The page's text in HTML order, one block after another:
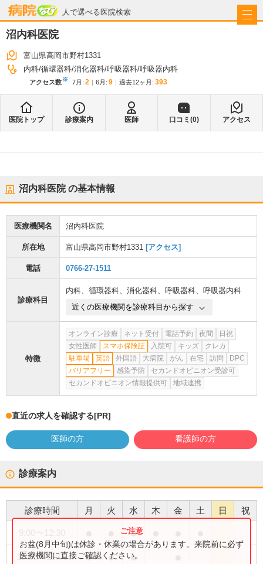
人で選べる医院検索
病院なび
沼内科医院
富山県高岡市野村1331
内科 循環器科 消化器科 呼吸器科 呼吸器内科
アクセス数※ 7月 : 2 6月 : 9 過去12ヶ月: 393
医院トップ 診療案内 医師 口コミ(0) アクセス
沼内科医院の基本情報
医療機関名 沼内科医院
所在地 富山県高岡市野村1331 [アクセス]
電話 0766-27-1511
診療科目
内科、 循環器科、 消化器科、 呼吸器科、 呼吸器内科
近くの医療機関を診療科目から探す
特徴
オンライン診療 ネット受付 電話予約 夜間
日祝
女性医師
スマホ保険証 入院可 キッズ
クレカ
駐車場
英語 外国語 大病院 がん 在宅 訪問
DPC
バリアフリー
感染予防
セカンドオピニオン受診可
セカンドオピニオン情報提供可
地域連携
直近の求人を確認する[PR]
医師の方 看護師の方
診療案内
診療時間 月 火 水 木 金 土 日 祝
●
15:00〜18:00 ● ● ●
お盆(8月中旬)は休診・休業の場合があります。来院前に必ず
医療機関に直接ご確認ください。